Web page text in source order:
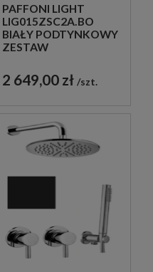
PAFFONI LIGHT
LIG015ZSC2A.BO
BIAŁY PODTYNKOWY
ZESTAW
2 649,00 zł szt.